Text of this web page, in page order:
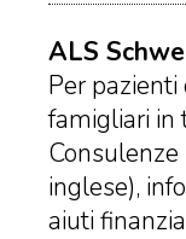
ALS
Per
famigliari in
Consulenze
inglese),
aiuti